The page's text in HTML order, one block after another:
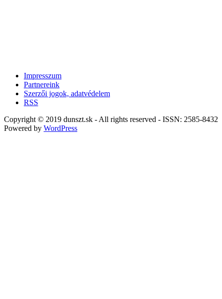
Impresszum
Partnereink
Szerzői jogok, adatvédelem
RSS
Copyright © 2019 dunszt.sk - All rights reserved - ISSN: 2585-8432
Powered by WordPress